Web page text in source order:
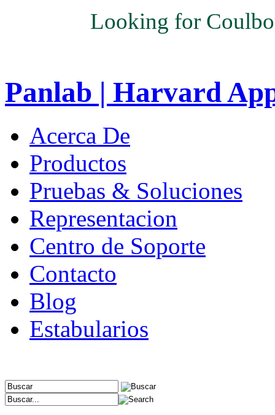
Looking for
Panlab | Harvard
Acerca De
Productos
Pruebas & Soluciones
Representacion
Centro de Soporte
Contacto
Blog
Estabularios